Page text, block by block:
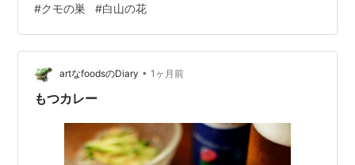
いました カウスリップは根が深く10㎝くらいあります
が、それでも地植えだと夏の間に蒸れて枯れてしまうの
です ブルーアローは今年は花芽がなく残念でした、球根
は2つに増えていましたが小さいので来年も花が咲くかど
うかはわかりませんオーソサイド消毒液に浸したのち乾
#クモの巣 #白山の花
artなfoodsのDiary • 1ヶ月前
もつカレー